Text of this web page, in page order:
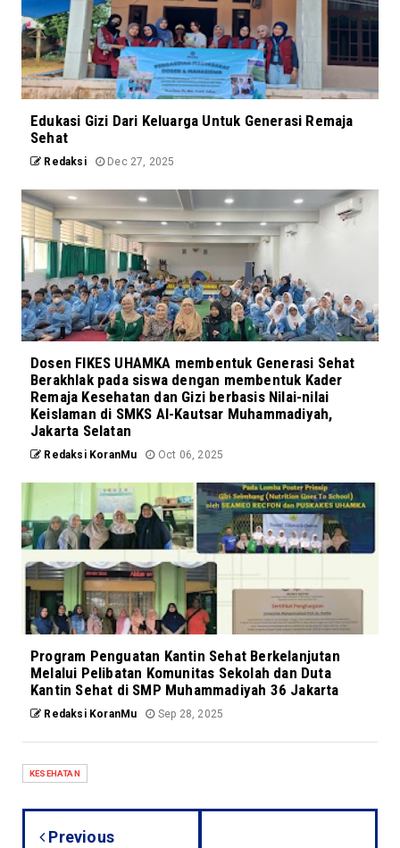
Edukasi Gizi Dari Keluarga Untuk Generasi Remaja
Sehat
Redaksi Dec 27, 2025
Dosen FIKES UHAMKA membentuk Generasi Sehat
Berakhlak pada siswa dengan membentuk Kader
Remaja Kesehatan dan Gizi berbasis Nilai-nilai
Keislaman di SMKS Al-Kautsar Muhammadiyah,
Jakarta Selatan
Redaksi KoranMu Oct 06, 2025
Program Penguatan Kantin Sehat Berkelanjutan
Melalui Pelibatan Komunitas Sekolah dan Duta
Kantin Sehat di SMP Muhammadiyah 36 Jakarta
Redaksi KoranMu Sep 28, 2025
KESEHATAN
Previous